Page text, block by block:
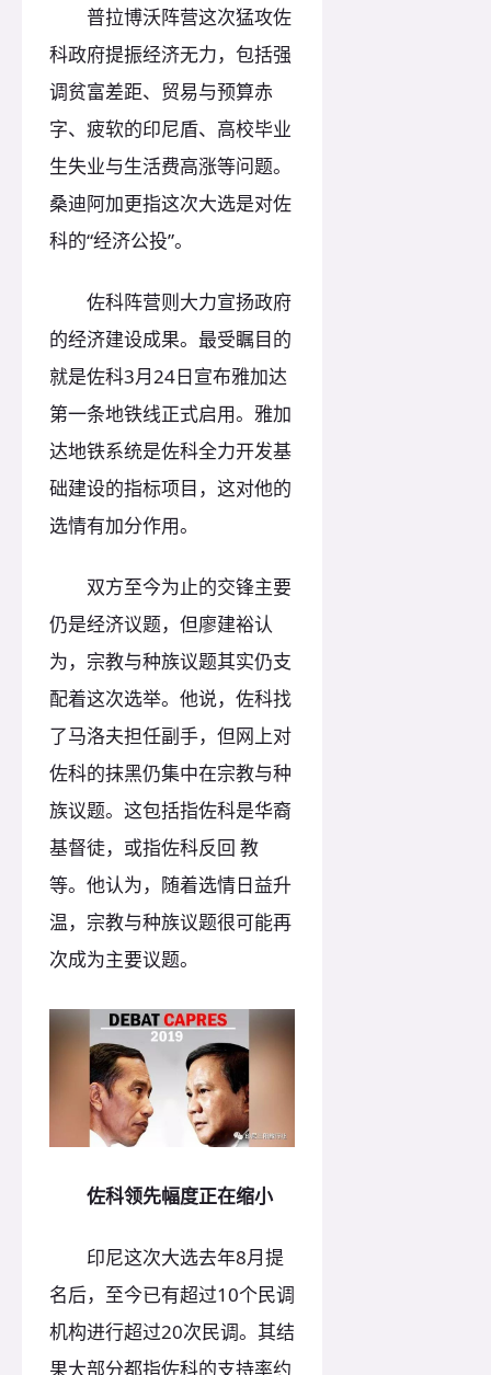
普拉博沃阵营这次猛攻佐
科政府提振经济无力，包括强
调贫富差距、贸易与预算赤
字、疲软的印尼盾、高校毕业
生失业与生活费高涨等问题。
桑迪阿加更指这次大选是对佐
科的“经济公投”。
佐科阵营则大力宣扬政府
的经济建设成果。最受瞩目的
就是佐科3月24日宣布雅加达
第一条地铁线正式启用。雅加
达地铁系统是佐科全力开发基
础建设的指标项目，这对他的
选情有加分作用。
双方至今为止的交锋主要
仍是经济议题，但廖建裕认
为，宗教与种族议题其实仍支
配着这次选举。他说，佐科找
了马洛夫担任副手，但网上对
佐科的抹黑仍集中在宗教与种
族议题。这包括指佐科是华裔
基督徒，或指佐科反回 教
等。他认为，随着选情日益升
温，宗教与种族议题很可能再
次成为主要议题。
佐科领先幅度正在缩小
印尼这次大选去年8月提
名后，至今已有超过10个民调
机构进行超过20次民调。其结
果大部分都指佐科的支持率约